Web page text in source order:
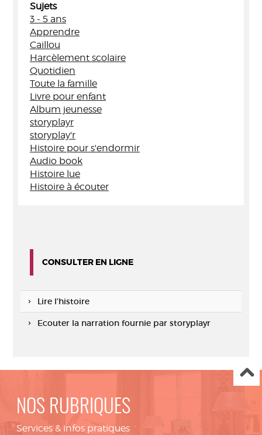
Sujets
3 - 5 ans
Apprendre
Caillou
Harcèlement scolaire
Quotidien
Toute la famille
Livre pour enfant
Album jeunesse
storyplayr
storyplay'r
Histoire pour s'endormir
Audio book
Histoire lue
Histoire à écouter
CONSULTER EN LIGNE
Lire l'histoire
Ecouter la narration fournie par storyplayr
NOS RUBRIQUES
Services & infos pratiques